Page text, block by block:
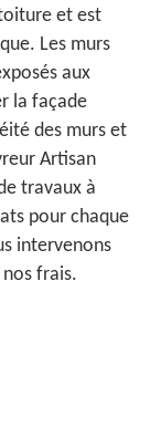
et est
Les murs
aux
la façade
des murs et
Artisan
travaux à
pour chaque
intervenons
frais.